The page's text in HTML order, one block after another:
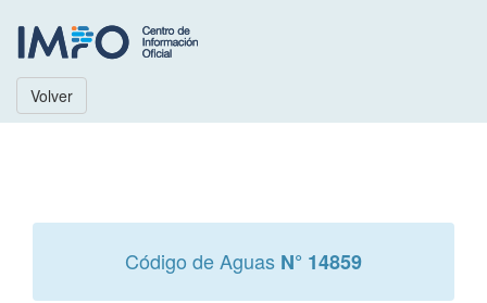
Volver
Código de Aguas N° 14859